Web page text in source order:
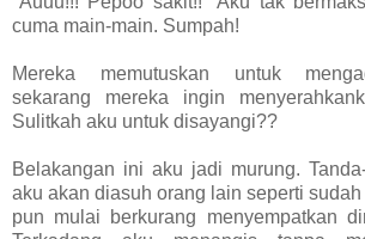
cuma main-main. Sumpah!
Mereka memutuskan untuk
sekarang mereka ingin
Sulitkah aku untuk disayangi??
Belakangan ini aku jadi murung.
aku akan diasuh orang lain seperti
pun mulai berkurang menyempatkan